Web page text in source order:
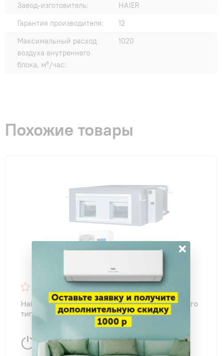
Завод-изготовитель:
HAIER
Гарантия производителя:
12
Максимальный расход
воздуха внутреннего
блока, м³/час:
1020
Похожие товары
Haier AD96HN1ERA/1U96WS1ERB AD канального
типа
28000 Вт 280 м2
×